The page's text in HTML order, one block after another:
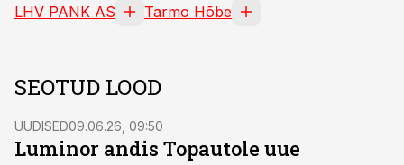
LHV PANK AS
Tarmo Hõbe
SEOTUD LOOD
UUDISED09.06.26, 09:50
Luminor andis Topautole uue